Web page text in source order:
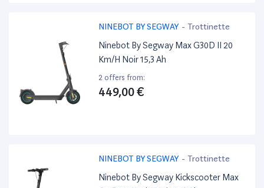
NINEBOT BY SEGWAY - Trottinette
Ninebot By Segway Max G30D II 20
Km/H Noir 15,3 Ah
2 offers from:
449,00 €
NINEBOT BY SEGWAY - Trottinette
Ninebot By Segway Kickscooter Max